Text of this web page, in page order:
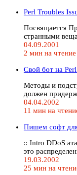
Perl Troubles
Посвящается
странными
04.09.2001
2 мин на чтение
Свой бот на
Методы и
должен
04.04.2002
11 мин на
Пишем софт
:: Intro DDoS
это
19.03.2002
25 мин на